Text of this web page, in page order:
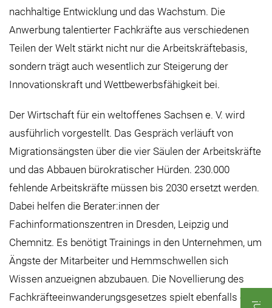
nachhaltige Entwicklung und das Wachstum. Die
Anwerbung talentierter Fachkräfte aus verschiedenen
Teilen der Welt stärkt nicht nur die Arbeitskräftebasis,
sondern trägt auch wesentlich zur Steigerung der
Innovationskraft und Wettbewerbsfähigkeit bei.
Der Wirtschaft für ein weltoffenes Sachsen e. V. wird
ausführlich vorgestellt. Das Gespräch verläuft von
Migrationsängsten über die vier Säulen der Arbeitskräfte
und das Abbauen bürokratischer Hürden. 230.000
fehlende Arbeitskräfte müssen bis 2030 ersetzt werden.
Dabei helfen die Berater:innen der
Fachinformationszentren in Dresden, Leipzig und
Chemnitz. Es benötigt Trainings in den Unternehmen, um
Ängste der Mitarbeiter und Hemmschwellen sich
Wissen anzueignen abzubauen. Die Novellierung des
Fachkräfteeinwanderungsgesetzes spielt ebenfalls eine